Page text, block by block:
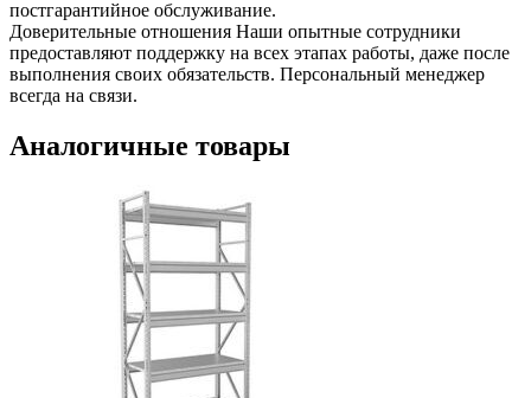
постгарантийное обслуживание.
Доверительные отношения Наши опытные сотрудники
предоставляют поддержку на всех этапах работы, даже после
выполнения своих обязательств. Персональный менеджер
всегда на связи.
Аналогичные товары